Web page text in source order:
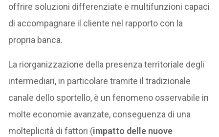
offrire soluzioni differenziate e multifunzioni capaci
di accompagnare il cliente nel rapporto con la
propria banca.
La riorganizzazione della presenza territoriale degli
intermediari, in particolare tramite il tradizionale
canale dello sportello, è un fenomeno osservabile in
molte economie avanzate, conseguenza di una
molteplicità di fattori (impatto delle nuove